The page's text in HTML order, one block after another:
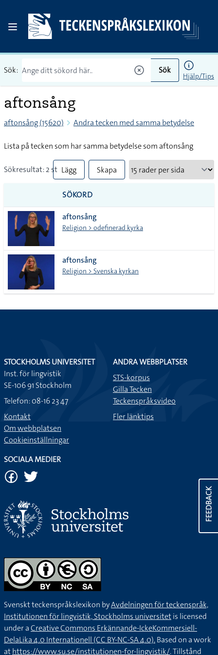
Sök: Sök
Hjälp/Tips
aftonsång
aftonsång (15620) Andra tecken med samma betydelse
Lista på tecken som har samma betydelse som aftonsång
Sökresultat: 2 st Lägg
till
alla i
lista
Skapa
SÖKORD
aftonsång
Religion > odefinerad kyrka
aftonsång
Religion > Svenska kyrkan
FEEDBACK
STOCKHOLMS UNIVERSITET
Inst. för lingvistik
SE-106 91 Stockholm
Telefon: 08-16 23 47
Kontakt
Om webbplatsen
Cookieinställningar
ANDRA WEBBPLATSER
STS-korpus
Gilla Tecken
Teckenspråksvideo
Fler länktips
SOCIALA MEDIER
Svenskt teckenspråkslexikon byAvdelningen för teckenspråk,
Institutionen för lingvistik, Stockholms universitetis licensed
under aCreative Commons Erkännande-IckeKommersiell-
DelaLika 4.0 Internationell (CC BY-NC-SA 4.0).Based on a work
athttps://www.su.se/institutionen-for-lingvistik/. Tillstånd